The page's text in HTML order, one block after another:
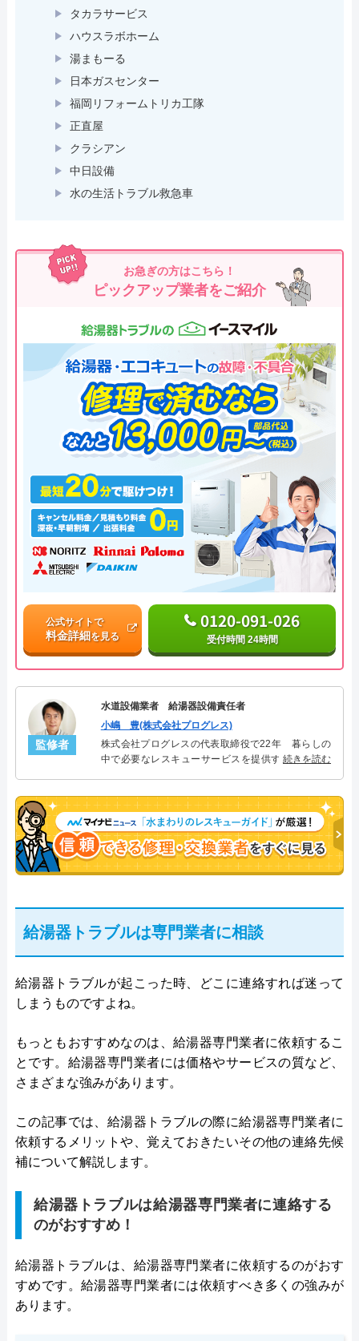
タカラサービス
ハウスラボホーム
湯まもーる
日本ガスセンター
福岡リフォームトリカ工隊
正直屋
クラシアン
中日設備
水の生活トラブル救急車
お急ぎの方はこちら！
ピックアップ業者をご紹介
公式サイトで
料金詳細を見る
0120-091-026
受付時間 24時間
監修者
水道設備業者 給湯器設備責任者
小嶋 豊(株式会社プログレス)
株式会社プログレスの代表取締役で22年 暮らしの
中で必要なレスキューサービスを提供する株式会社
決。多くのお客様に信頼される「給湯器」のスペシ
ャリスト。
続きを読む
給湯器トラブルは専門業者に相談
給湯器トラブルが起こった時、どこに連絡すれば迷って
しまうものですよね。
もっともおすすめなのは、給湯器専門業者に依頼するこ
とです。給湯器専門業者には価格やサービスの質など、
さまざまな強みがあります。
この記事では、給湯器トラブルの際に給湯器専門業者に
依頼するメリットや、覚えておきたいその他の連絡先候
補について解説します。
給湯器トラブルは給湯器専門業者に連絡する
のがおすすめ！
給湯器トラブルは、給湯器専門業者に依頼するのがおす
すめです。給湯器専門業者には依頼すべき多くの強みが
あります。